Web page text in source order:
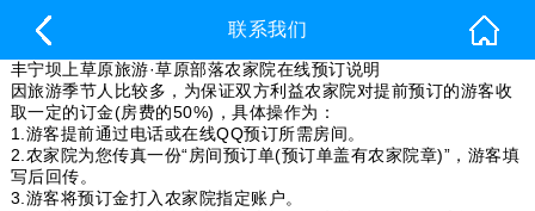
联系我们
丰宁坝上草原旅游·草原部落农家院在线预订说明
因旅游季节人比较多，为保证双方利益农家院对提前预订的游客收
取一定的订金(房费的50%)，具体操作为：
1.游客提前通过电话或在线QQ预订所需房间。
2.农家院为您传真一份“房间预订单(预订单盖有农家院章)”，游客填
写后回传。
3.游客将预订金打入农家院指定账户。